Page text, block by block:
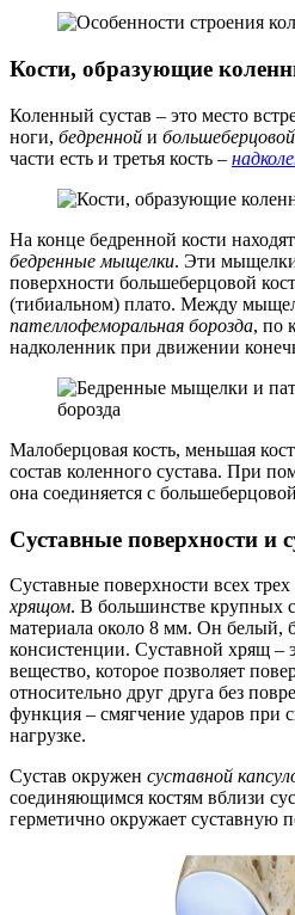
Кости, образующие
Коленный сустав – это место
ноги, бедренной и большеберцовой
части есть и третья кость –
На конце бедренной кости
бедренные мыщелки. Эти
поверхности большеберцовой
(тибиальном) плато. Между
пателлофеморальная борозда, по
надколенник при движении
Малоберцовая кость, меньшая
состав коленного сустава. При
она соединяется с
Суставные поверхности и
Суставные поверхности всех
хрящом. В большинстве крупных
материала около 8 мм. Он белый,
консистенции. Суставной хрящ –
вещество, которое позволяет
относительно друг друга без
функция – смягчение ударов при
нагрузке.
Сустав окружен суставной
соединяющимся костям вблизи
герметично окружает суставную